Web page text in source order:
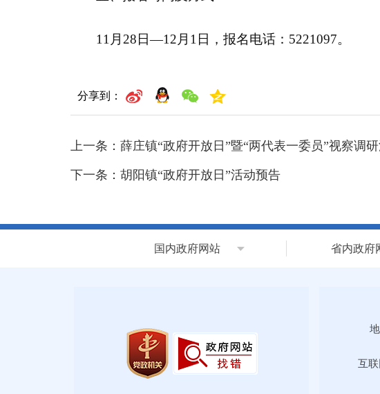
11月28日—12月1日，报名电话：5221097。
分享到：
上一条： 薛庄镇“政府开放日”暨“两代表一委员”视察调
下一条： 胡阳镇“政府开放日”活动预告
国内政府网站 省内政府
互